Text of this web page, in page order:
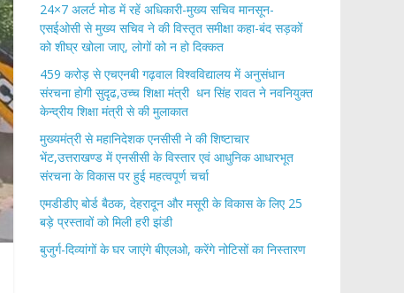
24×7 अलर्ट मोड में रहें अधिकारी-मुख्य सचिव मानसून-
एसईओसी से मुख्य सचिव ने की विस्तृत समीक्षा कहा-बंद सड़कों
को शीघ्र खोला जाए, लोगों को न हो दिक्कत
459 करोड़ से एचएनबी गढ़वाल विश्वविद्यालय में अनुसंधान
संरचना होगी सुदृढ,उच्च शिक्षा मंत्री धन सिंह रावत ने नवनियुक्त
केन्द्रीय शिक्षा मंत्री से की मुलाकात
मुख्यमंत्री से महानिदेशक एनसीसी ने की शिष्टाचार
भेंट,उत्तराखण्ड में एनसीसी के विस्तार एवं आधुनिक आधारभूत
संरचना के विकास पर हुई महत्वपूर्ण चर्चा
एमडीडीए बोर्ड बैठक, देहरादून और मसूरी के विकास के लिए 25
बड़े प्रस्तावों को मिली हरी झंडी
बुजुर्ग-दिव्यांगों के घर जाएंगे बीएलओ, करेंगे नोटिसों का निस्तारण